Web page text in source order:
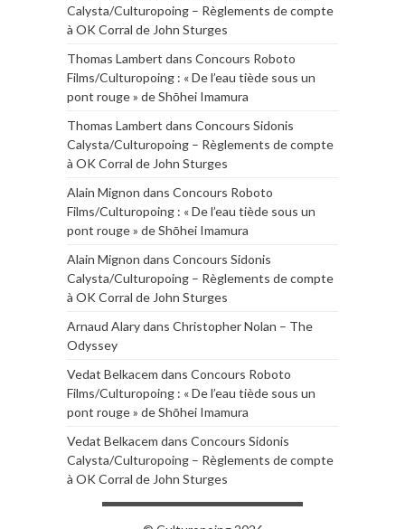
Calysta/Culturopoing – Règlements de compte
à OK Corral de John Sturges
Thomas Lambert dans Concours Roboto
Films/Culturopoing : « De l’eau tiède sous un
pont rouge » de Shōhei Imamura
Thomas Lambert dans Concours Sidonis
Calysta/Culturopoing – Règlements de compte
à OK Corral de John Sturges
Alain Mignon dans Concours Roboto
Films/Culturopoing : « De l’eau tiède sous un
pont rouge » de Shōhei Imamura
Alain Mignon dans Concours Sidonis
Calysta/Culturopoing – Règlements de compte
à OK Corral de John Sturges
Arnaud Alarydans Christopher Nolan – The
Odyssey
Vedat Belkacem dans Concours Roboto
Films/Culturopoing : « De l’eau tiède sous un
pont rouge » de Shōhei Imamura
Vedat Belkacem dans Concours Sidonis
Calysta/Culturopoing – Règlements de compte
à OK Corral de John Sturges